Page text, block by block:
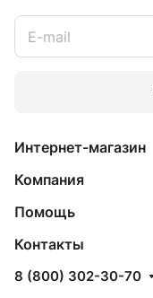
Интернет-магазин
Компания
Помощь
Контакты
8 (800) 302-30-70